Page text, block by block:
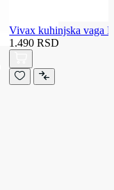
Vivax kuhinjska vaga
1.490 RSD